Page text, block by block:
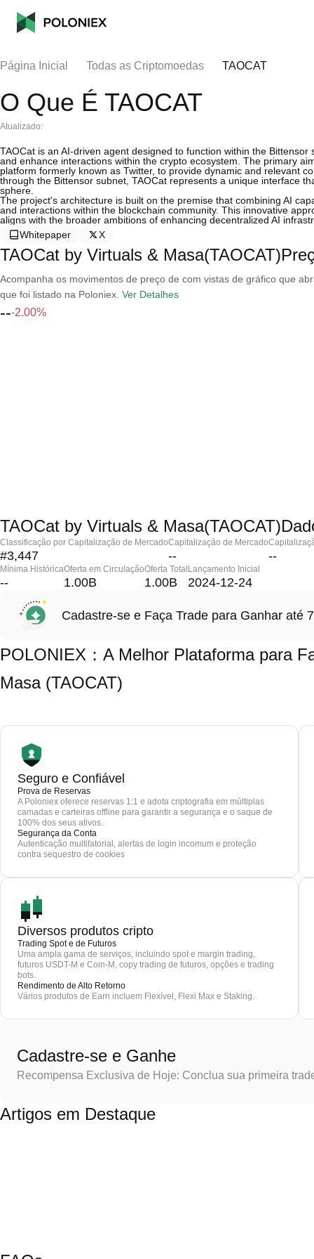
Página Inicial Todas as Criptomoedas TAOCAT
O Que É TAOCAT
Atualizado:
TAOCat is an AI-driven agent designed to function within the
and enhance interactions within the crypto ecosystem. The primary
platform formerly known as Twitter, to provide dynamic and relevant
through the Bittensor subnet, TAOCat represents a unique interface
sphere.
The project's architecture is built on the premise that combining AI
and interactions within the blockchain community. This innovative
aligns with the broader ambitions of enhancing decentralized AI
Whitepaper
X
TAOCat by Virtuals &
Acompanha os movimentos de preço de com vistas de gráfico que
que foi listado na Poloniex. Ver Detalhes
---2.00%
TAOCat by Virtuals &
Classificação por Capitalização de Mercado
#3,447
Capitalização de Mercado
-- --
Mínima Histórica
--
Oferta em Circulação
1.00B
Oferta Total
1.00B
Lançamento Inicial
2024-12-24
Cadastre-se e Faça Trade para Ganhar até
POLONIEX：A Melhor Plataforma para
Masa (TAOCAT)
Seguro e Confiável
Prova de Reservas
A Poloniex oferece reservas 1:1 e adota criptografia em múltiplas
camadas e carteiras offline para garantir a segurança e o saque de
100% dos seus ativos.
Segurança da Conta
Autenticação multifatorial, alertas de login incomum e proteção
contra sequestro de cookies
Diversos produtos cripto
Trading Spot e de Futuros
Uma ampla gama de serviços, incluindo spot e margin trading,
futuros USDT-M e Coin-M, copy trading de futuros, opções e trading
bots.
Rendimento de Alto Retorno
Vários produtos de Earn incluem Flexível, Flexi Max e Staking.
Cadastre-se e Ganhe
Recompensa Exclusiva de Hoje: Conclua sua primeira
Artigos em Destaque